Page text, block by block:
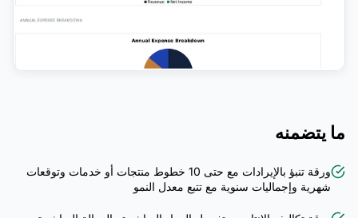
ما يتضمنه
ورقة تنبؤ بالإيرادات مع حتى 10 خطوط منتجات أو خدمات وتوقعات
شهرية وإجماليات سنوية مع تتبع معدل النمو